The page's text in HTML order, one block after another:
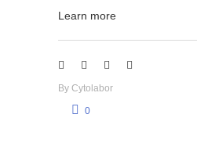
Learn more
By Cytolabor
0